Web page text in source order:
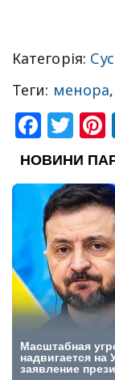
Категорія:
Теги: менора,